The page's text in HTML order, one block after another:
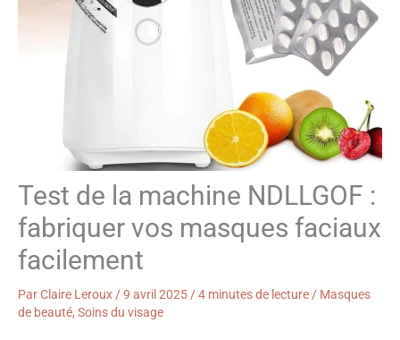
Test de la machine NDLLGOF :
fabriquer vos masques faciaux
facilement
ParClaire Leroux /9 avril 2025 /4 minutes de lecture / Masques
de beauté, Soins du visage